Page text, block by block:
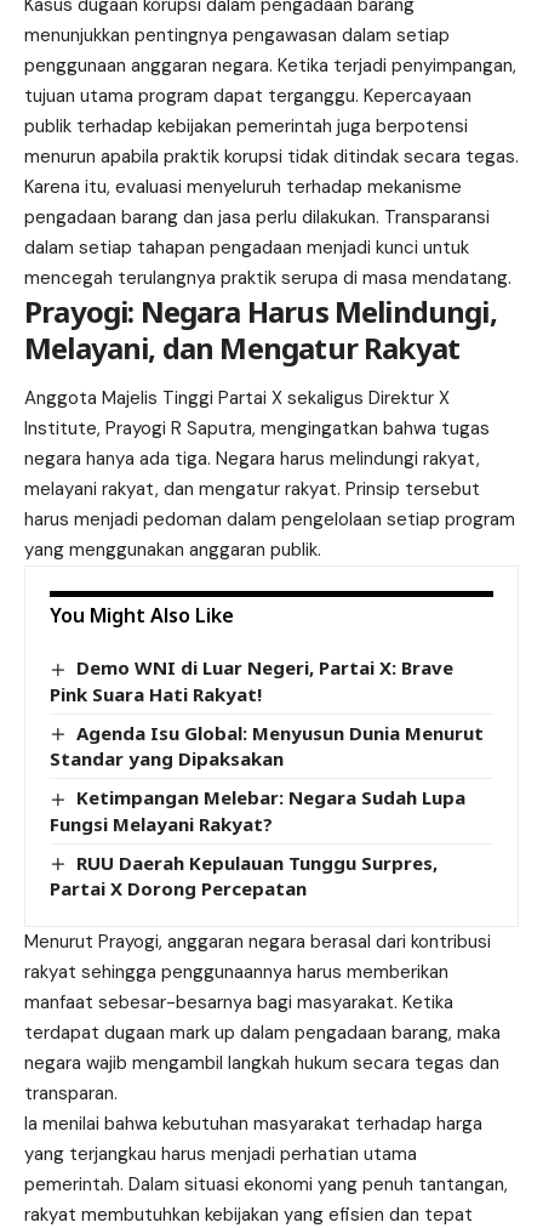
menunjukkan pentingnya pengawasan dalam setiap
penggunaan anggaran negara. Ketika terjadi penyimpangan,
tujuan utama program dapat terganggu. Kepercayaan
publik terhadap kebijakan pemerintah juga berpotensi
menurun apabila praktik korupsi tidak ditindak secara tegas.
Karena itu, evaluasi menyeluruh terhadap mekanisme
pengadaan barang dan jasa perlu dilakukan. Transparansi
dalam setiap tahapan pengadaan menjadi kunci untuk
mencegah terulangnya praktik serupa di masa mendatang.
Prayogi: Negara Harus Melindungi,
Melayani, dan Mengatur Rakyat
Anggota Majelis Tinggi Partai X sekaligus Direktur X
Institute, Prayogi R Saputra, mengingatkan bahwa tugas
negara hanya ada tiga. Negara harus melindungi rakyat,
melayani rakyat, dan mengatur rakyat. Prinsip tersebut
harus menjadi pedoman dalam pengelolaan setiap program
yang menggunakan anggaran publik.
You Might Also Like
Demo WNI di Luar Negeri, Partai X: Brave
Pink Suara Hati Rakyat!
Agenda Isu Global: Menyusun Dunia Menurut
Standar yang Dipaksakan
Ketimpangan Melebar: Negara Sudah Lupa
Fungsi Melayani Rakyat?
RUU Daerah Kepulauan Tunggu Surpres,
Partai X Dorong Percepatan
Menurut Prayogi, anggaran negara berasal dari kontribusi
rakyat sehingga penggunaannya harus memberikan
manfaat sebesar-besarnya bagi masyarakat. Ketika
terdapat dugaan mark up dalam pengadaan barang, maka
negara wajib mengambil langkah hukum secara tegas dan
transparan.
Ia menilai bahwa kebutuhan masyarakat terhadap harga
yang terjangkau harus menjadi perhatian utama
pemerintah. Dalam situasi ekonomi yang penuh tantangan,
rakyat membutuhkan kebijakan yang efisien dan tepat